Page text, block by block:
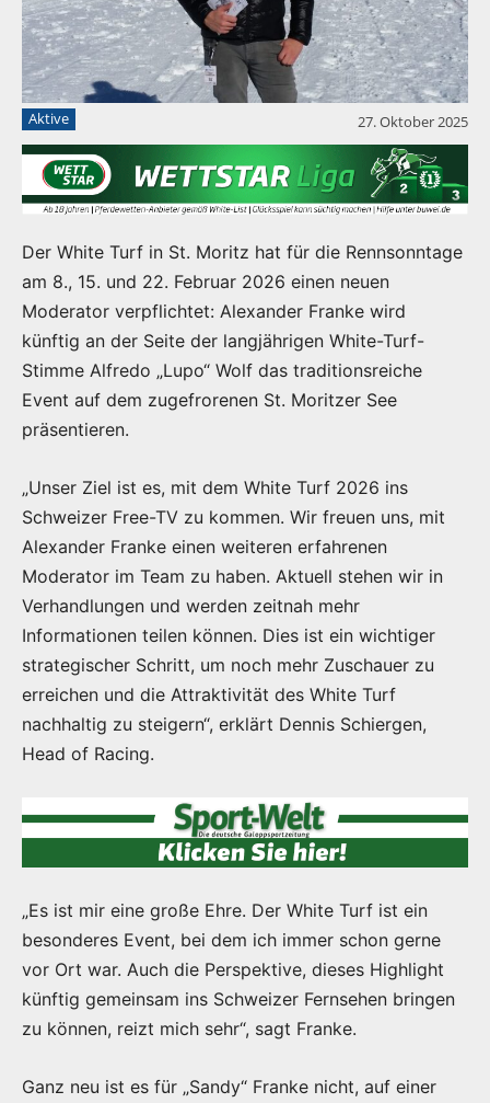
Aktive 27. Oktober 2025
Der White Turf in St. Moritz hat für die Rennsonntage
am 8., 15. und 22. Februar 2026 einen neuen
Moderator verpflichtet: Alexander Franke wird
künftig an der Seite der langjährigen White-Turf-
Stimme Alfredo „Lupo“ Wolf das traditionsreiche
Event auf dem zugefrorenen St. Moritzer See
präsentieren.
„Unser Ziel ist es, mit dem White Turf 2026 ins
Schweizer Free-TV zu kommen. Wir freuen uns, mit
Alexander Franke einen weiteren erfahrenen
Moderator im Team zu haben. Aktuell stehen wir in
Verhandlungen und werden zeitnah mehr
Informationen teilen können. Dies ist ein wichtiger
strategischer Schritt, um noch mehr Zuschauer zu
erreichen und die Attraktivität des White Turf
nachhaltig zu steigern“, erklärt Dennis Schiergen,
Head of Racing.
„Es ist mir eine große Ehre. Der White Turf ist ein
besonderes Event, bei dem ich immer schon gerne
vor Ort war. Auch die Perspektive, dieses Highlight
künftig gemeinsam ins Schweizer Fernsehen bringen
zu können, reizt mich sehr“, sagt Franke.
Ganz neu ist es für „Sandy“ Franke nicht, auf einer